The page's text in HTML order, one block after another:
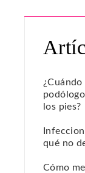
los pies?
qué no
Cómo